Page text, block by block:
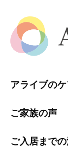
アライブの
ご家族の声
ご入居まで